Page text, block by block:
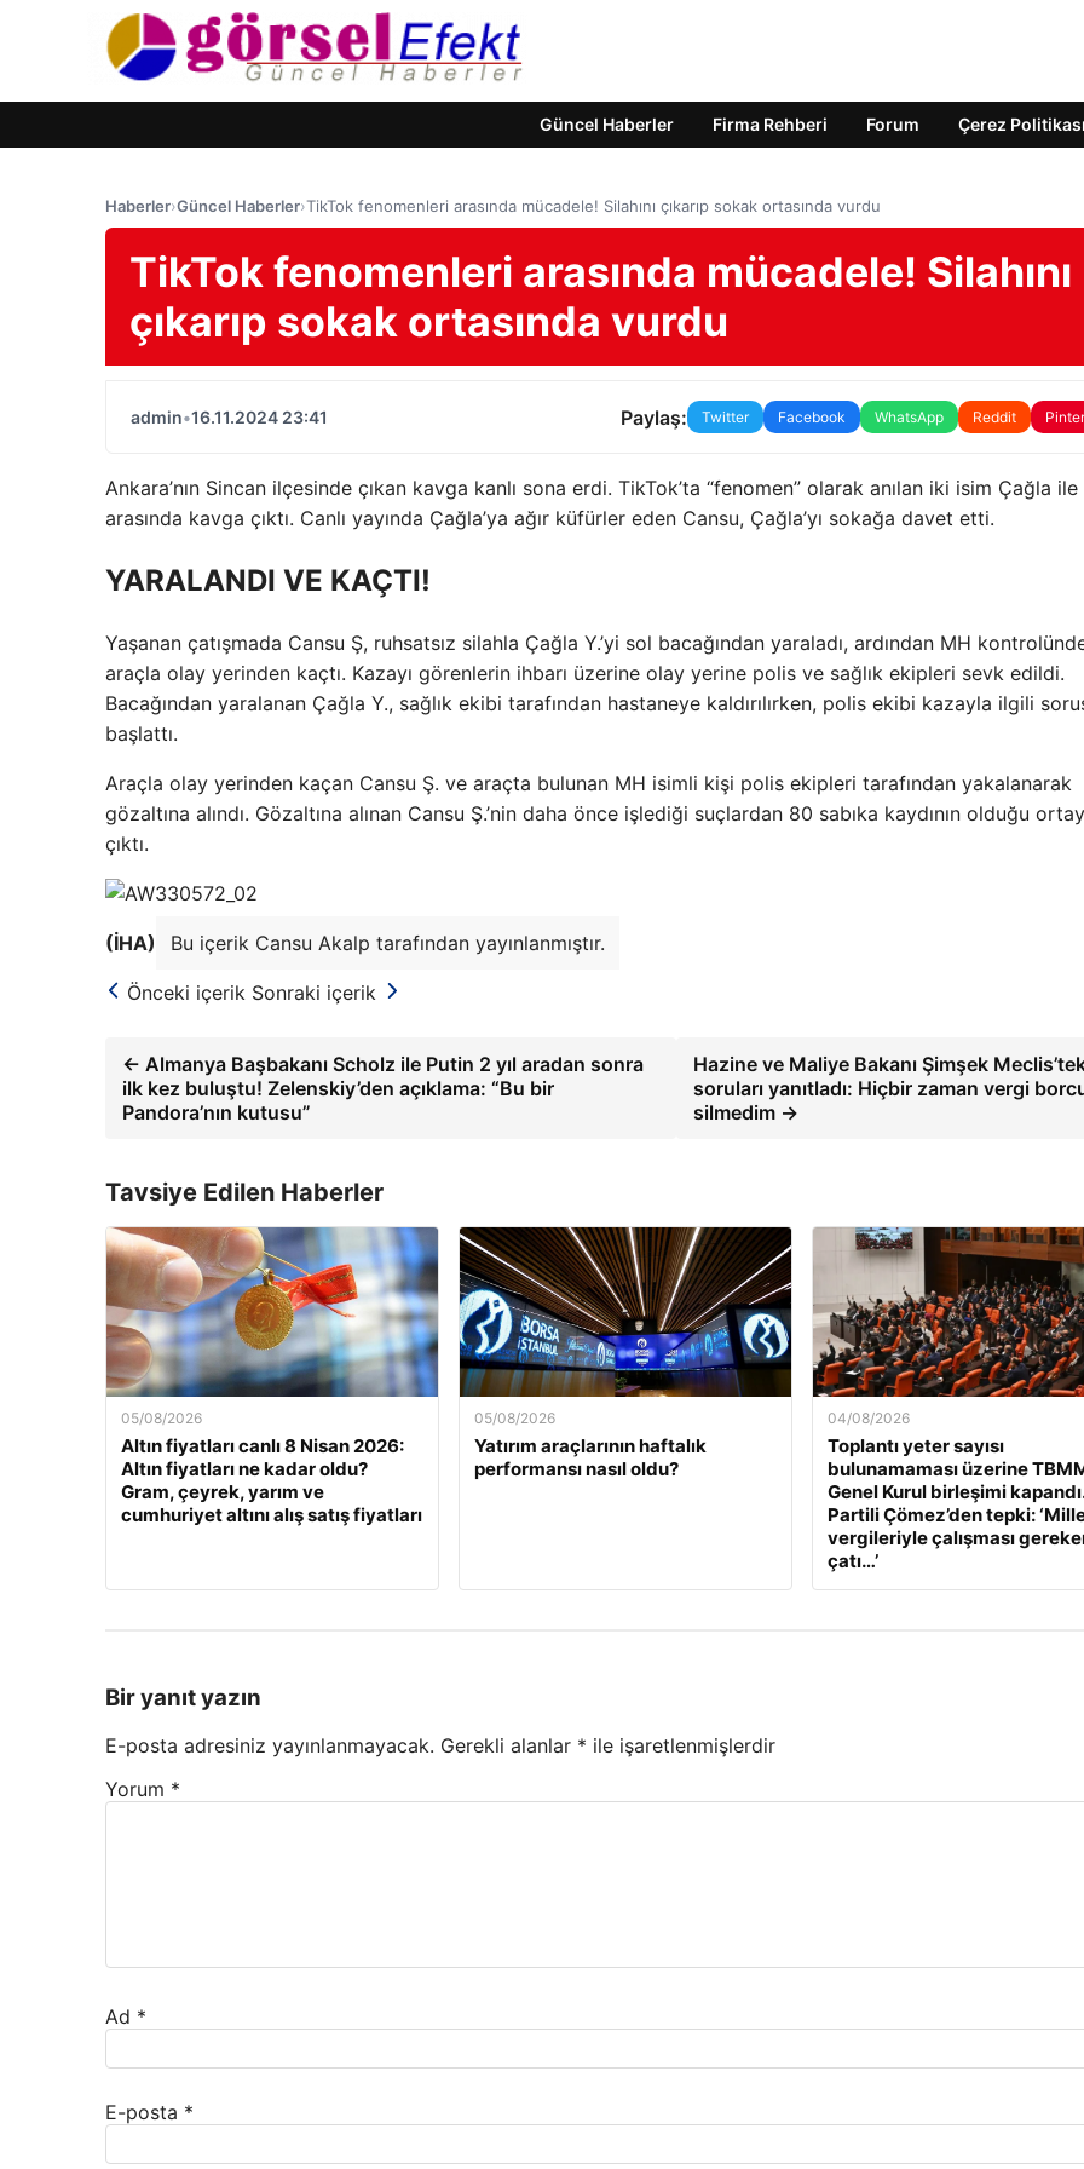
Güncel Haberler Firma Rehberi Forum Çerez Politikası
Haberler›Güncel Haberler›TikTok fenomenleri arasında mücadele! Silahını çıkarıp sokak ortasında vurdu
TikTok fenomenleri arasında mücadele! Silahını
çıkarıp sokak ortasında vurdu
admin•16.11.2024 23:41 Paylaş: Twitter Facebook WhatsApp Reddit
Ankara’nın Sincan ilçesinde çıkan kavga kanlı sona erdi. TikTok’ta “fenomen” olarak anılan iki isim Çağla ile
arasında kavga çıktı. Canlı yayında Çağla’ya ağır küfürler eden Cansu, Çağla’yı sokağa davet etti.
YARALANDI VE KAÇTI!
Yaşanan çatışmada Cansu Ş, ruhsatsız silahla Çağla Y.’yi sol bacağından yaraladı, ardından MH
araçla olay yerinden kaçtı. Kazayı görenlerin ihbarı üzerine olay yerine polis ve sağlık ekipleri sevk edildi.
Bacağından yaralanan Çağla Y., sağlık ekibi tarafından hastaneye kaldırılırken, polis ekibi kazayla ilgili
başlattı.
Araçla olay yerinden kaçan Cansu Ş. ve araçta bulunan MH isimli kişi polis ekipleri tarafından yakalanarak
gözaltına alındı. Gözaltına alınan Cansu Ş.’nin daha önce işlediği suçlardan 80 sabıka kaydının olduğu
çıktı.
(İHA) Bu içerik Cansu Akalp tarafından yayınlanmıştır.
Önceki içerik Sonraki içerik
← Almanya Başbakanı Scholz ile Putin 2 yıl aradan sonra
ilk kez buluştu! Zelenskiy’den açıklama: “Bu bir
Pandora’nın kutusu”
Hazine ve Maliye Bakanı Şimşek
soruları yanıtladı: Hiçbir zaman vergi
silmedim →
Tavsiye Edilen Haberler
05/08/2026
Altın fiyatları canlı 8 Nisan 2026:
Altın fiyatları ne kadar oldu?
Gram, çeyrek, yarım ve
cumhuriyet altını alış satış fiyatları
05/08/2026
Yatırım araçlarının haftalık
performansı nasıl oldu?
04/08/2026
Toplantı yeter sayısı
bulunamaması üzerine
Genel Kurul birleşimi
Partili Çömez’den tepki:
vergileriyle çalışması
çatı…’
Bir yanıt yazın
E-posta adresiniz yayınlanmayacak. Gerekli alanlar * ile işaretlenmişlerdir
Yorum *
Ad *
E-posta *